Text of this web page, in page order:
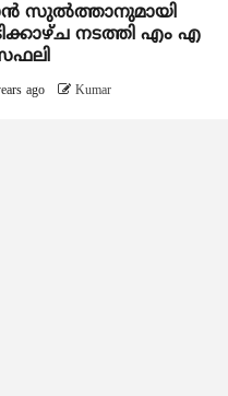
സുൽത്താനുമായി
നടത്തി എം എ
ago Kumar